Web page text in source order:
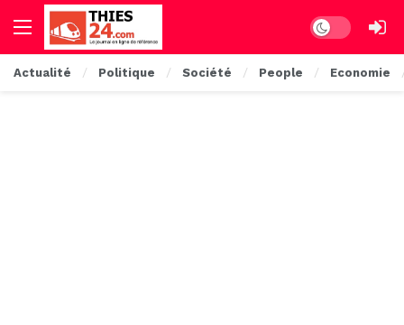
Dark mode
Actualité Politique Société People Economie